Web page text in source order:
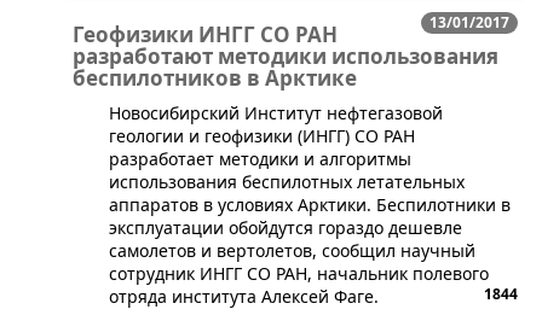
13/01/2017
Геофизики ИНГГ СО РАН
разработают методики использования
беспилотников в Арктике
​Новосибирский Институт нефтегазовой
геологии и геофизики (ИНГГ) СО РАН
разработает методики и алгоритмы
использования беспилотных летательных
аппаратов в условиях Арктики. Беспилотники в
эксплуатации обойдутся гораздо дешевле
самолетов и вертолетов, сообщил научный
сотрудник ИНГГ СО РАН, начальник полевого
отряда института Алексей Фаге.
1844